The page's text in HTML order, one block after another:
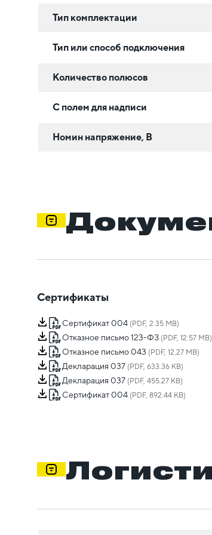
Тип комплектации
Тип или способ подключения
Количество полюсов
С полем для надписи
Номин напряжение, В
Сертификаты
Сертификат 004 (PDF, 2.35 MB)
Отказное письмо 123-ФЗ (PDF, 12.57 MB)
Отказное письмо 043 (PDF, 12.27 MB)
Декларация 037 (PDF, 633.36 KB)
Декларация 037 (PDF, 455.27 KB)
Сертификат 004 (PDF, 892.44 KB)